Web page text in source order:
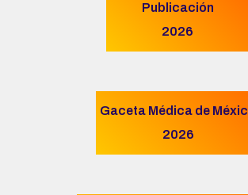
Publicación
2026
Gaceta Médica de
2026